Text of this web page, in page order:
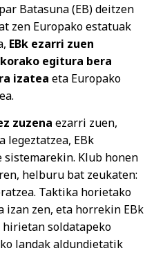
Batasuna (EB) deitzen
zen Europako estatuak
EBk ezarri zuen
egitura bera
izatea eta Europako
zuzena ezarri zuen,
legeztatzea, EBk
Klub honen
helburu bat zeukaten:
Taktika horietako
zen, eta horrekin EBk
soldatapeko
landak aldundietatik